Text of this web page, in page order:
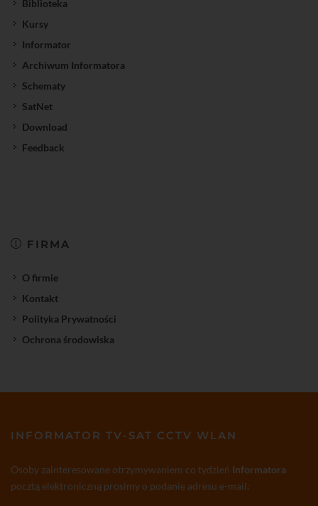
Biblioteka
Kursy
Informator
Archiwum Informatora
Schematy
SatNet
Download
Feedback
FIRMA
O firmie
Kontakt
Polityka Prywatności
Ochrona środowiska
INFORMATOR TV-SAT CCTV WLAN
Osoby zainteresowane otrzymywaniem co tydzień Informatora
pocztą elektroniczną prosimy o podanie adresu e-mail: